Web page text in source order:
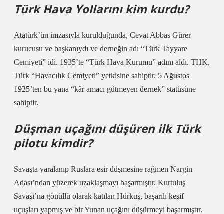
Türk Hava Yollarını kim kurdu?
Atatürk’ün imzasıyla kurulduğunda, Cevat Abbas Gürer
kurucusu ve başkanıydı ve derneğin adı “Türk Tayyare
Cemiyeti” idi. 1935’te “Türk Hava Kurumu” adını aldı. THK,
Türk “Havacılık Cemiyeti” yetkisine sahiptir. 5 Ağustos
1925’ten bu yana “kâr amacı gütmeyen dernek” statüsüne
sahiptir.
Düşman uçağını düşüren ilk Türk
pilotu kimdir?
Savaşta yaralanıp Ruslara esir düşmesine rağmen Nargin
Adası’ndan yüzerek uzaklaşmayı başarmıştır. Kurtuluş
Savaşı’na gönüllü olarak katılan Hürkuş, başarılı keşif
uçuşları yapmış ve bir Yunan uçağını düşürmeyi başarmıştır.